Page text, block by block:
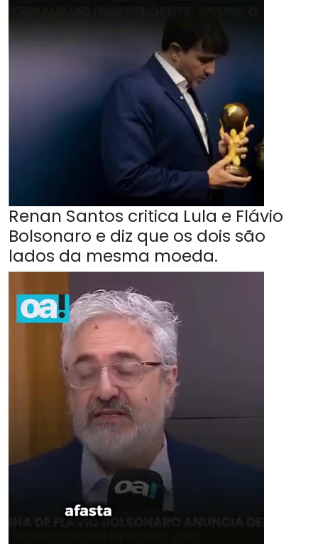
Renan Santos critica Lula e Flávio
Bolsonaro e diz que os dois são
lados da mesma moeda.